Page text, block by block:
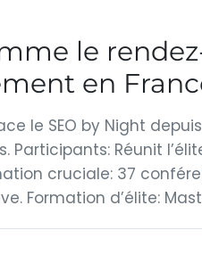
le
en
le SEO by Night
Participants: Réunit
cruciale: 37
Formation d’élite: